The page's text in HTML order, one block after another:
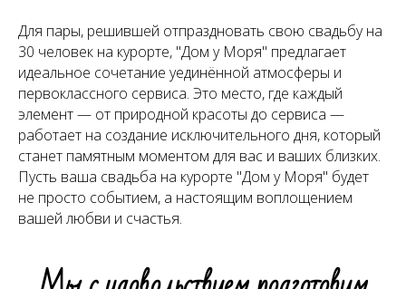
Для пары, решившей отпраздновать свою свадьбу на
30 человек на курорте, "Дом у Моря" предлагает
идеальное сочетание уединённой атмосферы и
первоклассного сервиса. Это место, где каждый
элемент — от природной красоты до сервиса —
работает на создание исключительного дня, который
станет памятным моментом для вас и ваших близких.
Пусть ваша свадьба на курорте "Дом у Моря" будет
не просто событием, а настоящим воплощением
вашей любви и счастья.